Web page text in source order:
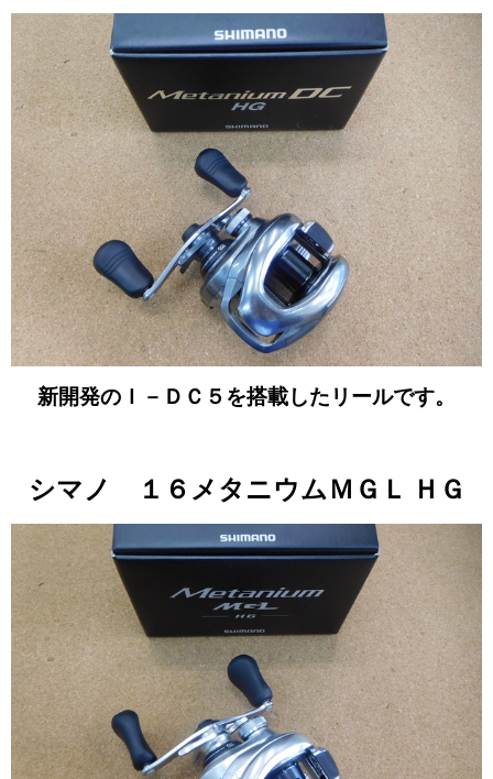
新開発のＩ－ＤＣ５を搭載したリールです。
シマノ １６メタニウムＭＧＬ ＨＧ